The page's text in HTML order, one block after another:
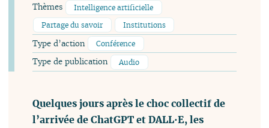
Thèmes
Intelligence artificielle
Partage du savoir
Institutions
Type d’action Conférence
Type de publication Audio
Quelques jours après le choc collectif de
l’arrivée de ChatGPT et DALL·E, les